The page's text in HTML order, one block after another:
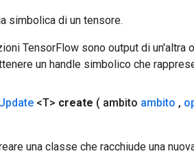
simbolica di un tensore.
TensorFlow sono output di un'altra
un handle simbolico che
<T> create ( ambito ambito ,
una classe che racchiude una